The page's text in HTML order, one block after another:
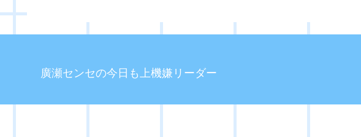
廣瀬センセの今日も上機嫌リーダー